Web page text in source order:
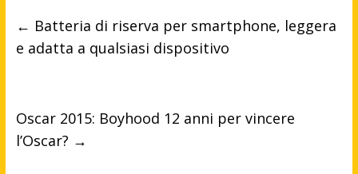
← Batteria di riserva per smartphone, leggera
e adatta a qualsiasi dispositivo
Oscar 2015: Boyhood 12 anni per vincere
l’Oscar? →